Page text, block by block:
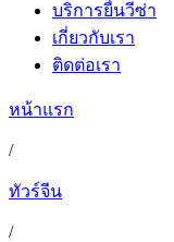
บริการยื่นวีซ่า
เกี่ยวกับเรา
ติดต่อเรา
หน้าแรก
/
ทัวร์จีน
/